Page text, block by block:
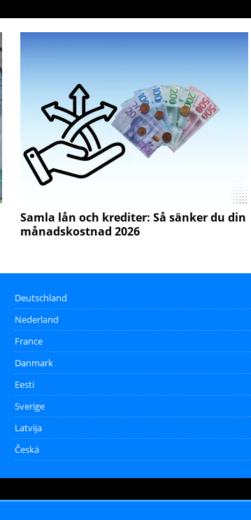
Samla lån och krediter: Så sänker du din
månadskostnad 2026
Deutschland
Nederland
France
Danmark
Eesti
Sverige
Latvija
Česká